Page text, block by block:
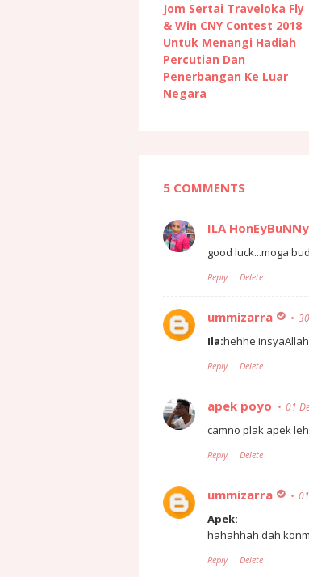
Jom Sertai Traveloka Fly
& Win CNY Contest 2018
Untuk Menangi Hadiah
Percutian Dan
Penerbangan Ke Luar
Negara
5 COMMENTS
ILA HonEyBuNNy
good luck...moga
Reply Delete
ummizarra
Ila:hehhe
Reply Delete
apek poyo 01
camno plak apek
Reply Delete
ummizarra
Apek:
hahahhah dah
Reply Delete